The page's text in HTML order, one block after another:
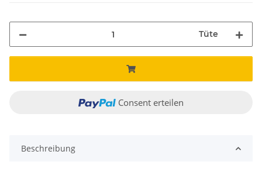
Tüte
Consent erteilen
Beschreibung